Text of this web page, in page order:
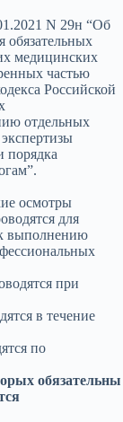
N 29н “Об
обязательных
медицинских
частью
Российской
отдельных
порядка
осмотры
для
выполнению
при
в течение
по
обязательны